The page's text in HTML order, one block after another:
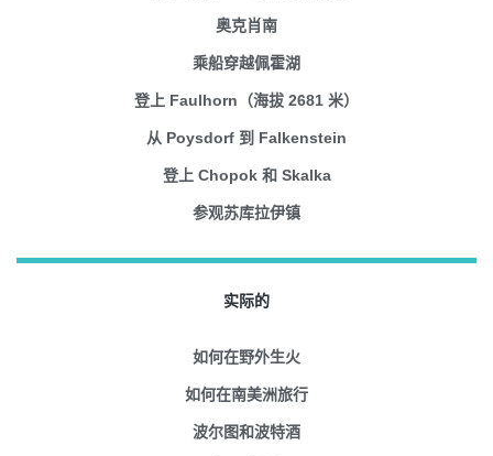
奥克肖南
乘船穿越佩霍湖
登上 Faulhorn（海拔 2681 米）
从 Poysdorf 到 Falkenstein
登上 Chopok 和 Skalka
参观苏库拉伊镇
实际的
如何在野外生火
如何在南美洲旅行
波尔图和波特酒